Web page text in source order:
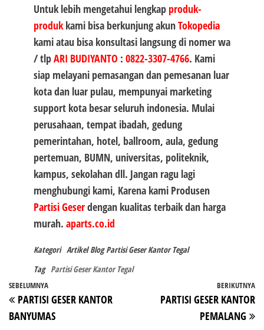
Untuk lebih mengetahui lengkap produk-
produkkami bisa berkunjung akunTokopedia
kami atau bisa konsultasi langsung di nomer wa
/ tlpARI BUDIYANTO : 0822-3307-4766. Kami
siap melayani pemasangan dan pemesanan luar
kota dan luar pulau, mempunyai marketing
support kota besar seluruh indonesia. Mulai
perusahaan, tempat ibadah, gedung
pemerintahan, hotel, ballroom, aula, gedung
pertemuan, BUMN, universitas, politeknik,
kampus, sekolahan dll. Jangan ragu lagi
menghubungi kami, Karena kami Produsen
Partisi Geserdengan kualitas terbaik dan harga
murah. aparts.co.id
Kategori Artikel Blog Partisi Geser Kantor Tegal
Tag Partisi Geser Kantor Tegal
Navigasi
pos
Pos
Sebelumnya
SEBELUMNYA
PARTISI GESER KANTOR
BANYUMAS
BERIKUTNYA
PARTISI GESER KANTOR
PEMALANG